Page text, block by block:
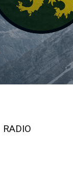
RADIO